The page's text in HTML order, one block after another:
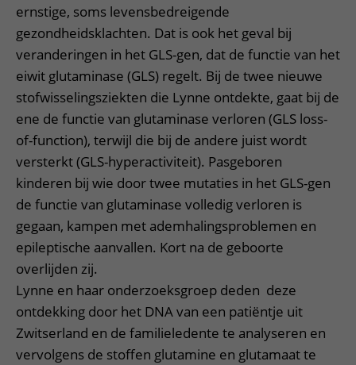
ernstige, soms levensbedreigende
gezondheidsklachten. Dat is ook het geval bij
veranderingen in het GLS-gen, dat de functie van het
eiwit glutaminase (GLS) regelt. Bij de twee nieuwe
stofwisselingsziekten die Lynne ontdekte, gaat bij de
ene de functie van glutaminase verloren (GLS loss-
of-function), terwijl die bij de andere juist wordt
versterkt (GLS-hyperactiviteit). Pasgeboren
kinderen bij wie door twee mutaties in het GLS-gen
de functie van glutaminase volledig verloren is
gegaan, kampen met ademhalingsproblemen en
epileptische aanvallen. Kort na de geboorte
overlijden zij.
Lynne en haar onderzoeksgroep deden deze
ontdekking door het DNA van een patiëntje uit
Zwitserland en de familieledente te analyseren en
vervolgens de stoffen glutamine en glutamaat te